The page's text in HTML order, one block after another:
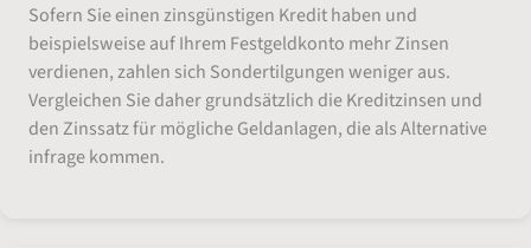
Sofern Sie einen zinsgünstigen Kredit haben und
beispielsweise auf Ihrem Festgeldkonto mehr Zinsen
verdienen, zahlen sich Sondertilgungen weniger aus.
Vergleichen Sie daher grundsätzlich die Kreditzinsen und
den Zinssatz für mögliche Geldanlagen, die als Alternative
infrage kommen.